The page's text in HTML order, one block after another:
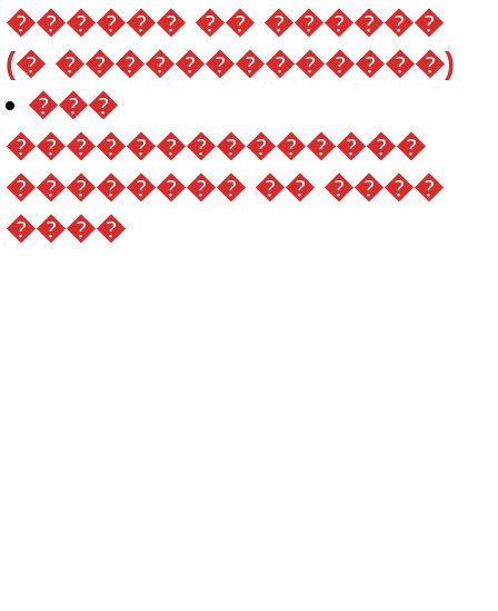
������ �� ������
(� �������������)
���
��������������
�������� �� ����
����